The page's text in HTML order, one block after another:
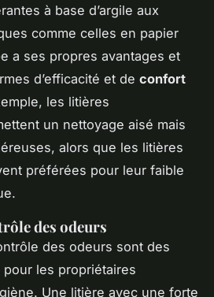
à base d’argile aux
comme celles en papier
a ses propres avantages et
d’efficacité et de confort
les litières
un nettoyage aisé mais
alors que les litières
préférées pour leur faible
des odeurs
des odeurs sont des
les propriétaires
Une litière avec une forte